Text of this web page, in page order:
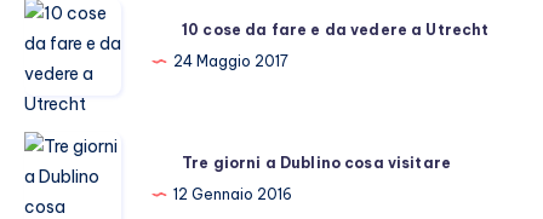
10
cose
da
fare
e
10 cose da fare e da vedere a Utrecht
24 Maggio 2017
Tre
giorni
a
Tre giorni a Dublino cosa visitare
12 Gennaio 2016